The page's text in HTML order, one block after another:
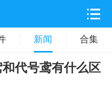
新闻 合集
代号鸢有什么区